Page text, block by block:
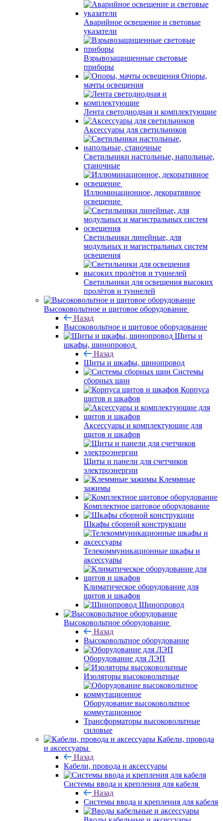
Аварийное освещение и световые
указатели
Взрывозащищенные световые
приборы
Опоры,
мачты освещения
Лента светодиодная и комплектующие
Аксессуары для светильников
Светильники настольные, напольные,
станочные
Иллюминационное, декоративное
освещение
Светильники линейные, для
модульных и магистральных систем
освещения
Светильники для освещения высоких
пролётов и туннелей
Высоковольтное и щитовое оборудование
Назад
Высоковольтное и щитовое оборудование
Щиты и
шкафы, шинопровод
Назад
Щиты и шкафы, шинопровод
Системы
сборных шин
Корпуса
щитов и шкафов
Аксессуары и комплектующие для
щитов и шкафов
Щиты и панели для счетчиков
электроэнергии
Клеммные
зажимы
Комплектное щитовое оборудование
Шкафы сборной конструкции
Телекоммуникационные шкафы и
аксессуары
Климатическое оборудование для
щитов и шкафов
Шинопровод
Высоковольтное оборудование
Назад
Высоковольтное оборудование
Оборудование для ЛЭП
Изоляторы высоковольтные
Оборудование высоковольтное
коммутационное
Трансформаторы высоковольтные
силовые
Кабели, провода
и аксессуары
Назад
Кабели, провода и аксессуары
Системы ввода и крепления для кабеля
Назад
Системы ввода и крепления для кабеля